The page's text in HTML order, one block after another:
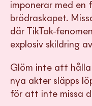
imponerar med en
brödraskapet.
där TikTok-
explosiv skildring
Glöm inte att hålla
nya akter släpps
för att inte missa